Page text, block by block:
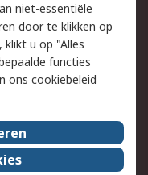
veiligheid
ons
niet-essentiële
door te klikken op
u op "Alles
functies
ons cookiebeleid